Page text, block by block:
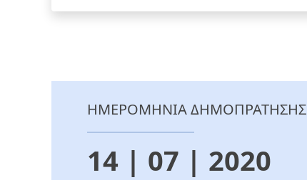
ΗΜΕΡΟΜΗΝΙΑ ΔΗΜΟΠΡΑΤΗΣΗΣ
14 | 07 | 2020